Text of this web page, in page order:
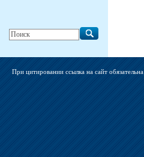
При цитировании ссылка на сайт обязательна